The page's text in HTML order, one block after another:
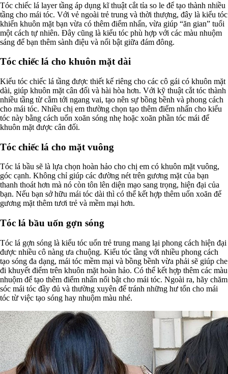
Tóc chiếc lá layer tầng áp dụng kĩ thuật cắt tỉa so le để tạo thành nhiều
tầng cho mái tóc. Với vẻ ngoài trẻ trung và thời thượng, đây là kiểu tóc
khiến khuôn mặt bạn vừa có thêm điểm nhấn, vừa giúp “ăn gian” tuổi
một cách tự nhiên. Đây cũng là kiểu tóc phù hợp với các màu nhuộm
sáng để bạn thêm sành điệu và nổi bật giữa đám đông.
Tóc chiếc lá cho khuôn mặt dài
Kiểu tóc chiếc lá tầng được thiết kế riêng cho các cô gái có khuôn mặt
dài, giúp khuôn mặt cân đối và hài hòa hơn. Với kỹ thuật cắt tóc thành
nhiều tầng từ cằm tới ngang vai, tạo nên sự bồng bềnh và phong cách
cho mái tóc. Nhiều chị em thường chọn tạo thêm điểm nhấn cho kiểu
tóc này bằng cách uốn xoăn sóng nhẹ hoặc xoăn phần tóc mái để
khuôn mặt được cân đối.
Tóc chiếc lá cho mặt vuông
Tóc lá bầu sẽ là lựa chọn hoàn hảo cho chị em có khuôn mặt vuông,
góc cạnh. Không chỉ giúp các đường nét trên gương mặt của bạn
thanh thoát hơn mà nó còn tôn lên diện mạo sang trọng, hiện đại của
bạn. Nếu bạn sở hữu mái tóc dài thì có thể kết hợp thêm uốn xoăn để
gương mặt thêm tươi trẻ và mềm mại hơn.
Tóc lá bầu uốn gợn sóng
Tóc lá gợn sóng là kiểu tóc uốn trẻ trung mang lại phong cách hiện đại
được nhiều cô nàng ưa chuộng. Kiểu tóc tầng với nhiều phong cách
tạo sóng đa dạng, mái tóc mềm mại và bồng bềnh vừa phải sẽ giúp che
đi khuyết điểm trên khuôn mặt hoàn hảo. Có thể kết hợp thêm các màu
nhuộm để tạo thêm điểm nhấn nổi bật cho mái tóc. Ngoài ra, hãy chăm
sóc mái tóc đầy đủ và thường xuyên để tránh những hư tổn cho mái
tóc từ việc tạo sóng hay nhuộm màu nhé.